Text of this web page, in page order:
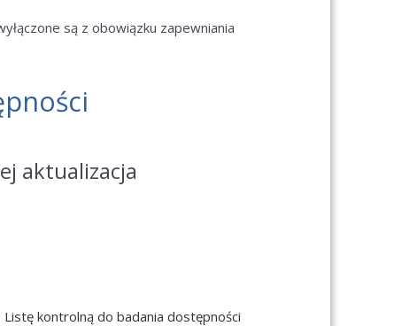
są z obowiązku zapewniania
aktualizacja
Listę kontrolną do badania dostępności